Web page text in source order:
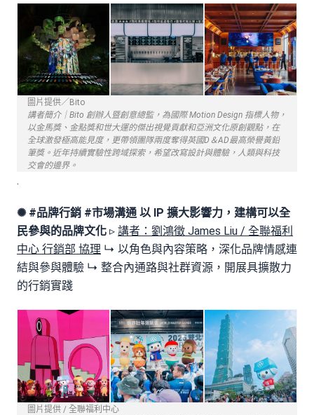
圖片提供／Bito
講者簡介｜Bito 創辦人暨創意總監，為國際 Motion Design 指標人物，
以金馬獎、金點獎和世大運的傑出視覺貢獻和亞洲文化原創觀點，在
全球激發極高能見度，更帶領團隊兩度奪得英國D＆AD最高榮譽黃鉛
筆獎。近年持續實驗性跨域探索，希望改寫設計與體驗，人類與科技
交會的邊界。
.
✺ #品牌行銷 #市場溝通 以 IP 擴大影響力，建構可以全
民參與的品牌文化 ▹ 講者：劉鴻徵 James Liu / 全聯福利
中心 行銷部 協理 ↳ 以角色與內容策略，深化品牌情感連
結與參與體驗 ↳ 整合內通路與社群資源，開展具擴散力
的行銷實踐
圖片提供 / 全聯福利中心